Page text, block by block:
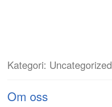
Kategori: Uncategorized
Om oss